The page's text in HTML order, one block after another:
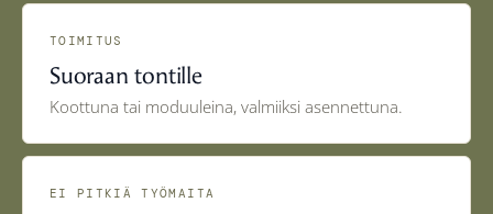
TOIMITUS
Suoraan tontille
Koottuna tai moduuleina, valmiiksi asennettuna.
EI PITKIÄ TYÖMAITA